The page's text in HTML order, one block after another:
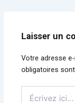
Laisser un
Votre adresse
obligatoires
ici…